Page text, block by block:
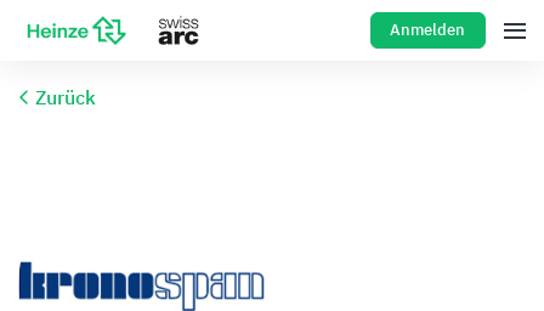
Anmelden
Zurück